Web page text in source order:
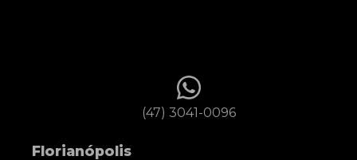
(47) 3041-0096
Florianópolis